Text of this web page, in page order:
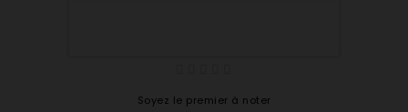
Soyez le premier à noter